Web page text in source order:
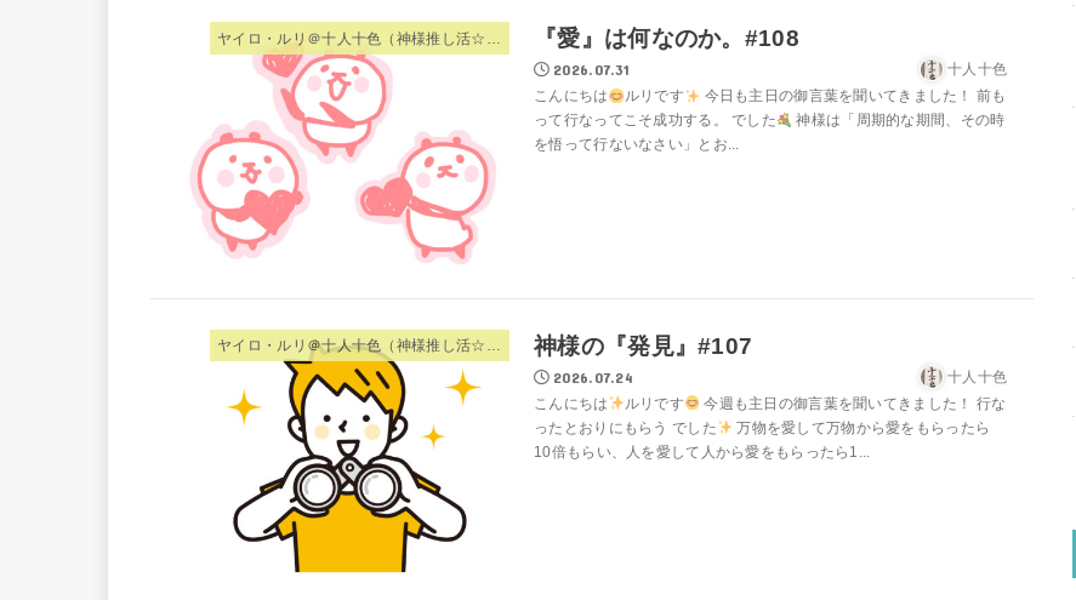
『愛』は何なのか。#108
2026.07.31 十人十色
こんにちは ルリです
今日も主日の御言葉を聞いてきました！ 前も
って行なってこそ成功する。 でした
神様は「周期的な期間、その時
を悟って行ないなさい」とお...
神様の『発見』#107
2026.07.24 十人十色
こんにちは ルリです
今週も主日の御言葉を聞いてきました！ 行な
ったとおりにもらう でした
万物を愛して万物から愛をもらったら
10倍もらい、人を愛して人から愛をもらったら1...